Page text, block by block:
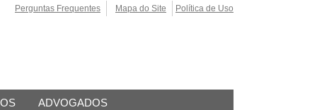
Perguntas Frequentes Mapa do Site Política de Uso
ADVOGADOS